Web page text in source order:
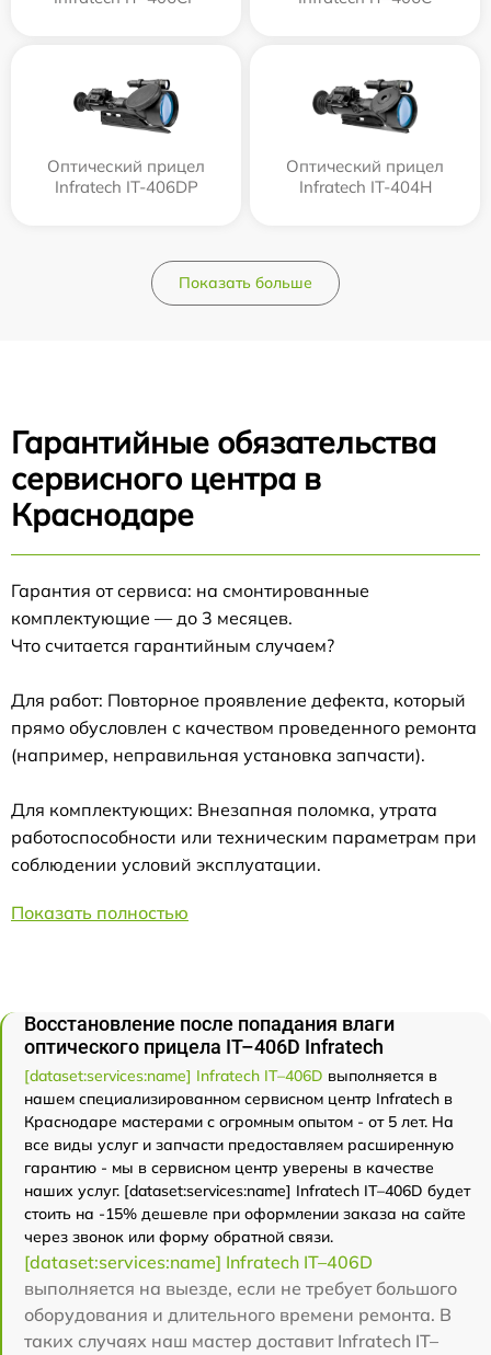
Оптический прицел
Infratech IT-406DP
Оптический прицел
Infratech IT-404H
Показать больше
Гарантийные обязательства
сервисного центра в
Краснодаре
Гарантия от сервиса: на смонтированные
комплектующие — до 3 месяцев.
Что считается гарантийным случаем?
Для работ: Повторное проявление дефекта, который
прямо обусловлен с качеством проведенного ремонта
(например, неправильная установка запчасти).
Для комплектующих: Внезапная поломка, утрата
работоспособности или техническим параметрам при
соблюдении условий эксплуатации.
Показать полностью
Восстановление после попадания влаги
оптического прицела IT–406D Infratech
[dataset:services:name] Infratech IT–406D выполняется в
нашем специализированном сервисном центр Infratech в
Краснодаре мастерами с огромным опытом - от 5 лет. На
все виды услуг и запчасти предоставляем расширенную
гарантию - мы в сервисном центр уверены в качестве
наших услуг. [dataset:services:name] Infratech IT–406D будет
стоить на -15% дешевле при оформлении заказа на сайте
через звонок или форму обратной связи.
[dataset:services:name] Infratech IT–406D
выполняется на выезде, если не требует большого
оборудования и длительного времени ремонта. В
таких случаях наш мастер доставит Infratech IT–